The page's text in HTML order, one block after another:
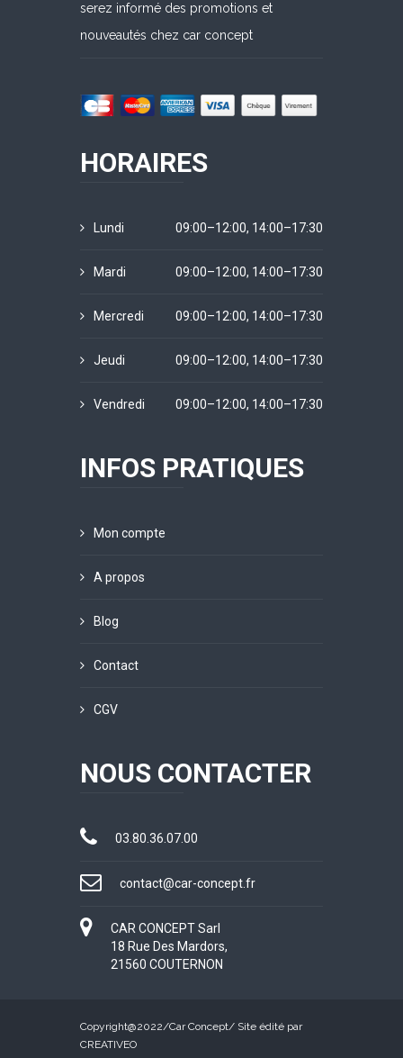
serez informé des promotions et
nouveautés chez car concept
HORAIRES
Lundi 09:00–12:00, 14:00–17:30
Mardi 09:00–12:00, 14:00–17:30
Mercredi 09:00–12:00, 14:00–17:30
Jeudi 09:00–12:00, 14:00–17:30
Vendredi 09:00–12:00, 14:00–17:30
INFOS PRATIQUES
Mon compte
A propos
Blog
Contact
CGV
NOUS CONTACTER
03.80.36.07.00
contact@car-concept.fr
CAR CONCEPT Sarl
18 Rue Des Mardors,
21560 COUTERNON
Copyright@2022/Car Concept/ Site édité par
CREATIVEO